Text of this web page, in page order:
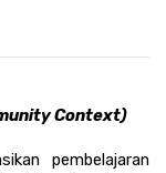
Context)
pembelajaran